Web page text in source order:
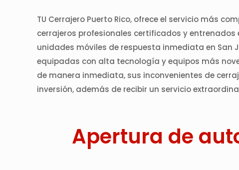
TU Cerrajero Puerto Rico, ofrece el servicio más
cerrajeros profesionales certificados y entrenados
unidades móviles de respuesta inmediata en San
equipadas con alta tecnología y equipos más
de manera inmediata, sus inconvenientes de
inversión, además de recibir un servicio
Apertura de